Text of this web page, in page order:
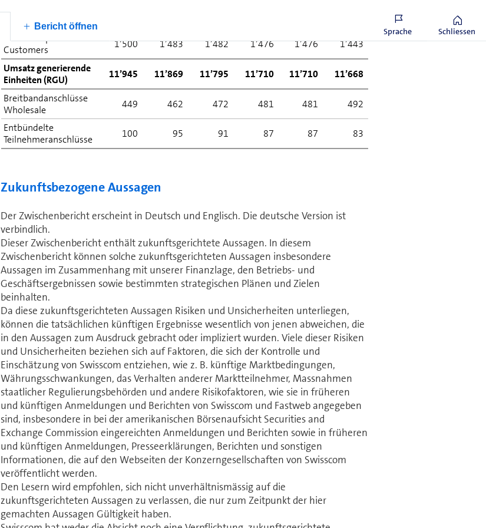
Bericht öffnen Sprache Schliessen
RGU Privatkunden
10’199
10’182
RGU Enterprise
Customers
1’500 1’483 1’482 1’476 1’476 1’443 1’405
1’386
Umsatz generierende
Einheiten (RGU)
11’945 11’869 11’795 11’710 11’710 11’668
Breit­band­anschlüsse
Wholesale
449 462 472 481 481 492
Entbündelte
Teilnehmeranschlüsse
100 95 91 87 87 83
Zukunftsbezogene Aussagen
Der Zwischenbericht erscheint in Deutsch und Englisch. Die deutsche Version ist
verbindlich.
Dieser Zwischenbericht enthält zukunftsgerichtete Aussagen. In diesem
Zwischenbericht können solche zukunftsgerichteten Aussagen insbesondere
Aussagen im Zusammenhang mit unserer Finanzlage, den Betriebs- und
Geschäftsergebnissen sowie bestimmten strategischen Plänen und Zielen
beinhalten.
Da diese zukunftsgerichteten Aussagen Risiken und Unsicherheiten unterliegen,
können die tatsächlichen künftigen Ergebnisse wesentlich von jenen abweichen, die
in den Aussagen zum Ausdruck gebracht oder impliziert wurden. Viele dieser Risiken
und Unsicherheiten beziehen sich auf Faktoren, die sich der Kontrolle und
Einschätzung von Swisscom entziehen, wie z. B. künftige Marktbedingungen,
Währungsschwankungen, das Verhalten anderer Marktteilnehmer, Massnahmen
staatlicher Regulierungsbehörden und andere Risiko­faktoren, wie sie in früheren
und künftigen Anmeldungen und Berichten von Swisscom und Fastweb ange­geben
sind, insbesondere in bei der amerikanischen Börsenaufsicht Securities and
Exchange Commission eingereichten Anmeldungen und Berichten sowie in früheren
und künftigen Anmeldungen, Presseerklärungen, Berichten und sonstigen
Informationen, die auf den Webseiten der Konzerngesellschaften von Swisscom
veröffentlicht werden.
Den Lesern wird empfohlen, sich nicht unverhältnismässig auf die
zukunftsgerichteten Aussagen zu verlassen, die nur zum Zeitpunkt der hier
gemachten Aussagen Gültigkeit haben.